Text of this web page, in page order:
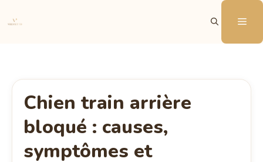
au
Chien train arrière
bloqué : causes,
symptômes et